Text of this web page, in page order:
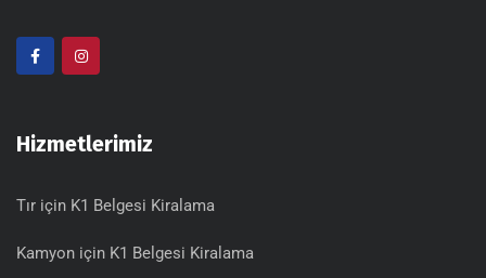
Hizmetlerimiz
Tır için K1 Belgesi Kiralama
Kamyon için K1 Belgesi Kiralama